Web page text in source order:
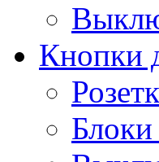
Кнопки